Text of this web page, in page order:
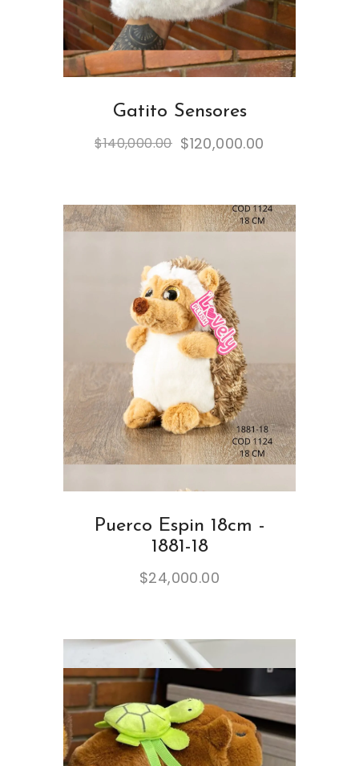
Gatito Sensores
$140,000.00 $120,000.00
Puerco Espin 18cm -
1881-18
$24,000.00